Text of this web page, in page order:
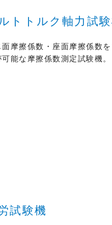
トトルク軸力試
面摩擦係数・座面摩擦係数
能な摩擦係数測定試験機。
試験機